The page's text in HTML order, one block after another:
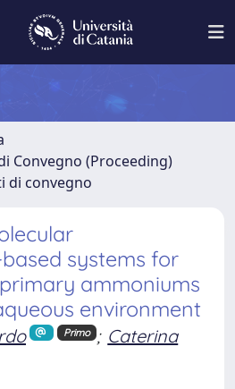
Convegno (Proceeding)
di convegno
systems for
ammoniums
environment
Primo ; Caterina